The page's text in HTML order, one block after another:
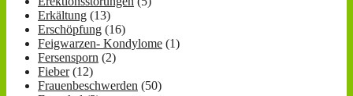
Erkältung (13)
Erschöpfung (16)
Feigwarzen- Kondylome (1)
Fersensporn (2)
Fieber(12)
Frauenbeschwerden (50)